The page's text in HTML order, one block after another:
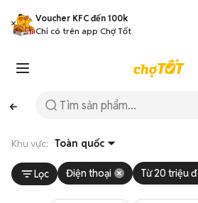
Voucher KFC đến 100k
Chỉ có trên app Chợ Tốt
Khu vực: Toàn quốc
Lọc Điện thoại Từ 20 triệu đ